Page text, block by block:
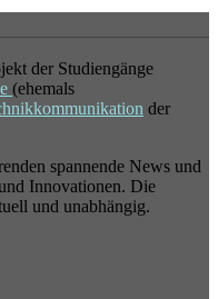
der Studiengänge
(ehemals
der
spannende News und
Innovationen. Die
und unabhängig.